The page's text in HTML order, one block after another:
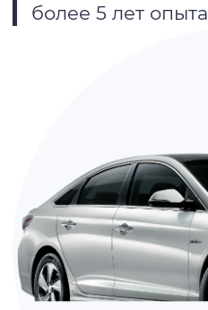
более 5 лет опыта